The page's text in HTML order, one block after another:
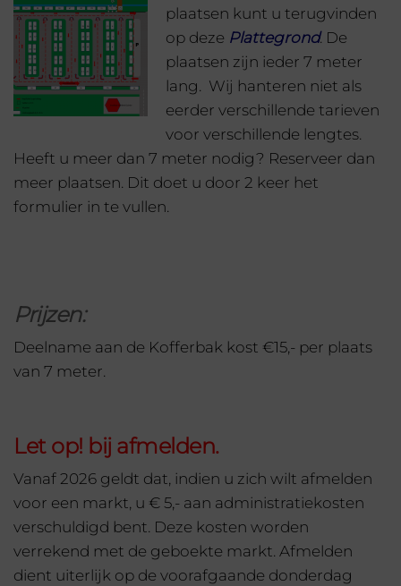
plaatsen kunt u terugvinden
op deze Plattegrond. De
plaatsen zijn ieder 7 meter
lang. Wij hanteren niet als
eerder verschillende tarieven
voor verschillende lengtes.
Heeft u meer dan 7 meter nodig? Reserveer dan
meer plaatsen. Dit doet u door 2 keer het
formulier in te vullen.
Prijzen:
Deelname aan de Kofferbak kost €15,- per plaats
van 7 meter.
Let op! bij afmelden.
Vanaf 2026 geldt dat, indien u zich wilt afmelden
voor een markt, u € 5,- aan administratiekosten
verschuldigd bent. Deze kosten worden
verrekend met de geboekte markt. Afmelden
dient uiterlijk op de voorafgaande donderdag